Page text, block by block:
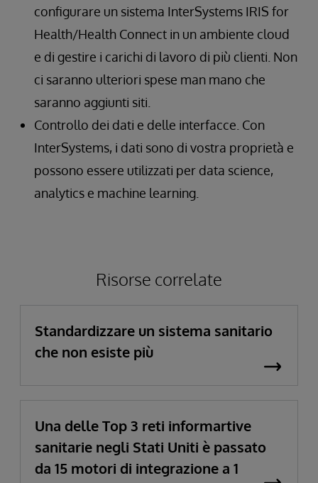
configurare un sistema InterSystems IRIS for
Health/Health Connect in un ambiente cloud
e di gestire i carichi di lavoro di più clienti. Non
ci saranno ulteriori spese man mano che
saranno aggiunti siti.
Controllo dei dati e delle interfacce. Con
InterSystems, i dati sono di vostra proprietà e
possono essere utilizzati per data science,
analytics e machine learning.
Risorse correlate
Standardizzare un sistema sanitario
che non esiste più
Una delle Top 3 reti informartive
sanitarie negli Stati Uniti è passato
da 15 motori di integrazione a 1